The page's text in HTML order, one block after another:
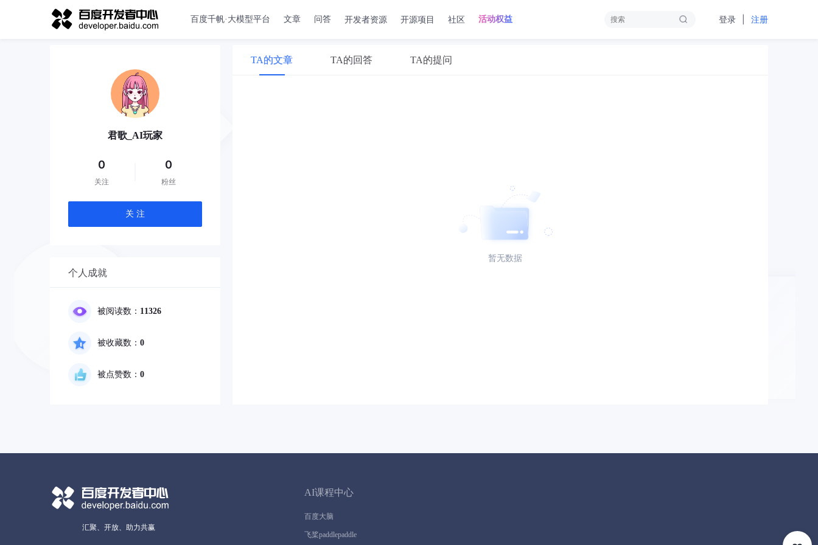
百度千帆·大模型平台 文章 问答 开发者资源 开源项目 社区 活动权益 登录 注册
君歌_AI玩家
0
关注
0
粉丝
关 注
个人成就
被阅读数： 11326
被收藏数： 0
被点赞数： 0
TA的文章 TA的回答 TA的提问
暂无数据
汇聚、开放、助力共赢
AI课程中心
百度大脑
飞桨paddlepaddle